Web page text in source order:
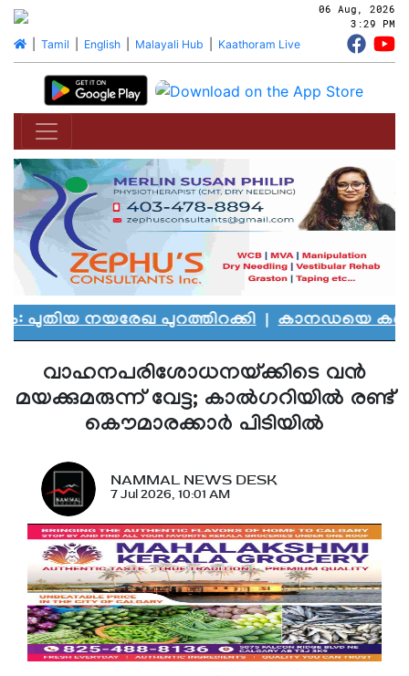
06 Aug, 2026
3:29 PM
| Tamil English| Malayali Hub Kaathoram Live
നയരേഖ പുറത്തിറക്കി|കാനഡയെ
വാഹനപരിശോധനയ്ക്കിടെ വൻ
മയക്കുമരുന്ന് വേട്ട; കാൽഗറിയിൽ രണ്ട്
കൌമാരക്കാർ പിടിയിൽ
NAMMAL NEWS DESK
7 Jul 2026, 10:01 AM